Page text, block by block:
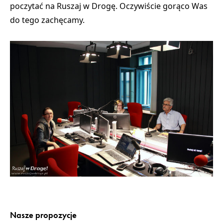
poczytać na Ruszaj w Drogę. Oczywiście gorąco Was
do tego zachęcamy.
Nasze propozycje